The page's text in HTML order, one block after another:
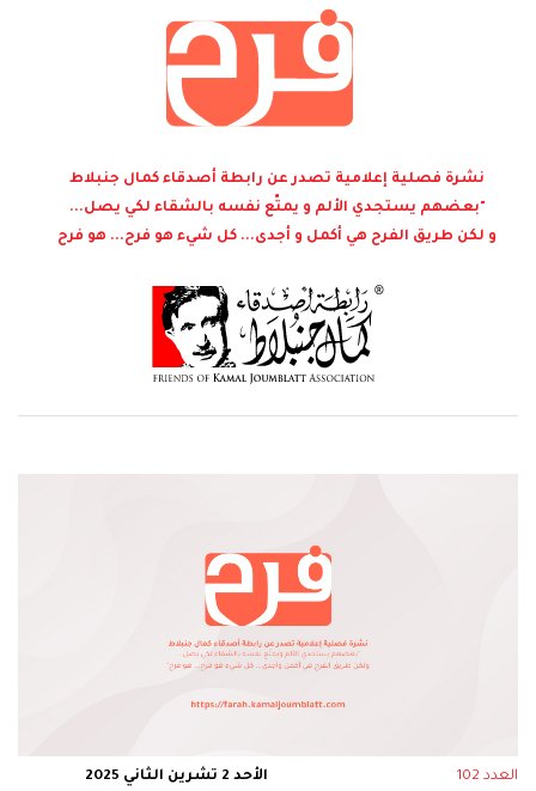
نشرة فصلية إعلامية تصدر عن رابطة أصدقاء كمال جنبلاط
"بعضهم يستجدي الألم و يمتّع نفسه بالشقاء لكي يصل...
و لكن طريق الفرح هي أكمل و أجدى... كل شيء هو فرح... هو فرح
العدد 102 الأحد 2 تشرين الثاني 2025